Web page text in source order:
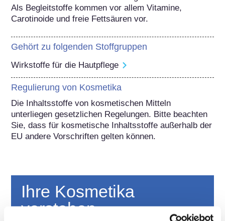
Als Begleitstoffe kommen vor allem Vitamine,
Carotinoide und freie Fettsäuren vor.
Gehört zu folgenden Stoffgruppen
Wirkstoffe für die Hautpflege
Regulierung von Kosmetika
Die Inhaltsstoffe von kosmetischen Mitteln
unterliegen gesetzlichen Regelungen. Bitte beachten
Sie, dass für kosmetische Inhaltsstoffe außerhalb der
EU andere Vorschriften gelten können.
Ihre Kosmetika
verstehen